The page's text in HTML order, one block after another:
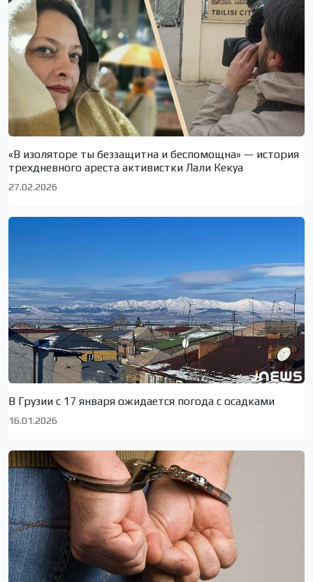
«В изоляторе ты беззащитна и беспомощна» — история
трехдневного ареста активистки Лали Кекуа
27.02.2026
В Грузии с 17 января ожидается погода с осадками
16.01.2026